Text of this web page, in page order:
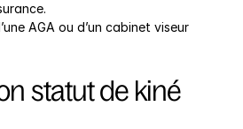
AGA ou d’un cabinet viseur
statut de kiné